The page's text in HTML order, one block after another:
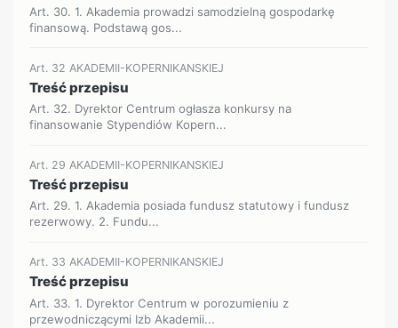
Art. 30. 1. Akademia prowadzi samodzielną gospodarkę
finansową. Podstawą gos...
Art. 32 AKADEMII-KOPERNIKANSKIEJ
Treść przepisu
Art. 32. Dyrektor Centrum ogłasza konkursy na
finansowanie Stypendiów Kopern...
Art. 29 AKADEMII-KOPERNIKANSKIEJ
Treść przepisu
Art. 29. 1. Akademia posiada fundusz statutowy i fundusz
rezerwowy. 2. Fundu...
Art. 33 AKADEMII-KOPERNIKANSKIEJ
Treść przepisu
Art. 33. 1. Dyrektor Centrum w porozumieniu z
przewodniczącymi Izb Akademii...